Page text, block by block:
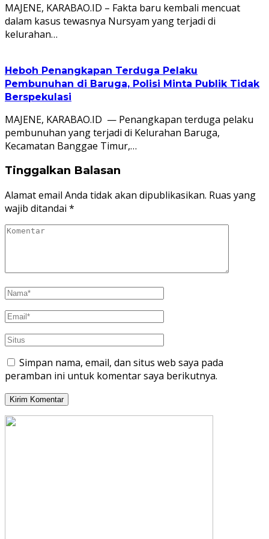
MAJENE, KARABAO.ID – Fakta baru kembali mencuat
dalam kasus tewasnya Nursyam yang terjadi di
kelurahan…
Heboh Penangkapan Terduga Pelaku
Pembunuhan di Baruga, Polisi Minta Publik Tidak
Berspekulasi
MAJENE, KARABAO.ID — Penangkapan terduga pelaku
pembunuhan yang terjadi di Kelurahan Baruga,
Kecamatan Banggae Timur,…
Tinggalkan Balasan
Alamat email Anda tidak akan dipublikasikan. Ruas yang
wajib ditandai *
Simpan nama, email, dan situs web saya pada
peramban ini untuk komentar saya berikutnya.